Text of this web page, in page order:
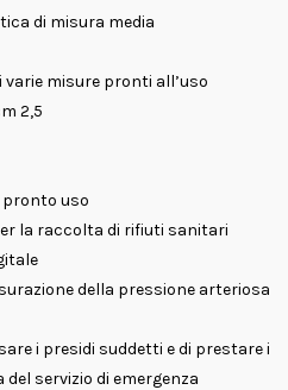
di misura media
misure pronti all’uso
2,5
pronto uso
la raccolta di rifiuti sanitari
della pressione arteriosa
i presidi suddetti e di prestare i
servizio di emergenza